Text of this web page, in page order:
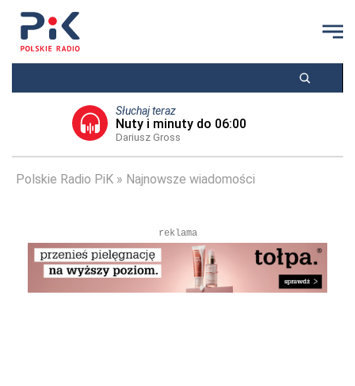
Słuchaj teraz
Nuty i minuty do 06:00
Dariusz Gross
Polskie Radio PiK Najnowsze wiadomości
reklama